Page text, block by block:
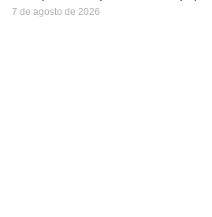
7 de agosto de 2026